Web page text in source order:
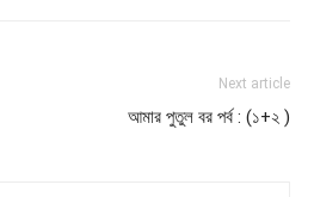
Next article
আমার পুতুল বর পর্ব : (১+২ )